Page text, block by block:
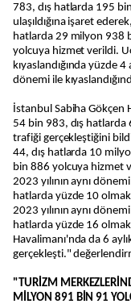
783, dış hatlarda 195
ulaşıldığına işaret
hatlarda 29 milyon 938
yolcuya hizmet verildi.
kıyaslandığında yüzde
dönemi ile
İstanbul Sabiha Gökçen
54 bin 983, dış
trafiği gerçekleştiğini
44, dış hatlarda 10
bin 886 yolcuya hizmet
2023 yılının aynı
hatlarda yüzde 10
2023 yılının aynı
hatlarda yüzde 16
Havalimanı'nda da 6
gerçekleşti."
"TURİZM
MİLYON 891 BİN 91